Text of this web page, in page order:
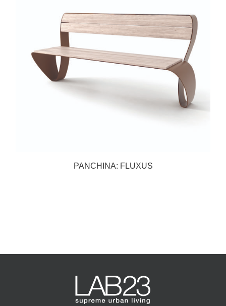
PANCHINA: FLUXUS